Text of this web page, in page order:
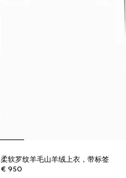
柔软罗纹羊毛山羊绒上衣，带标签
€ 950